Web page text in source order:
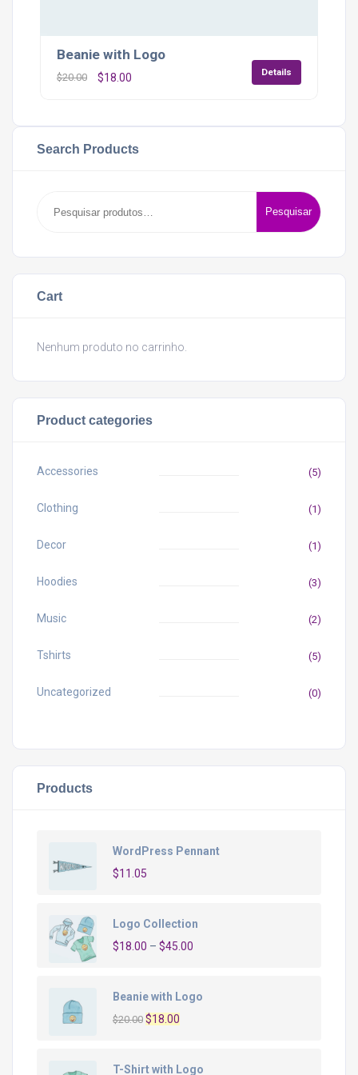
Beanie with Logo
$20.00
O
$20.00.
$18.00
$18.00.
Details
Search Products
por:
Pesquisar
Cart
Nenhum produto no carrinho.
Product categories
Accessories (5)
Clothing (1)
Decor (1)
Hoodies (3)
Music (2)
Tshirts (5)
Uncategorized (0)
Products
WordPress Pennant
$11.05
Logo Collection
$18.00 – $45.00
Beanie with Logo
$20.00 O
$18.00
T-Shirt with Logo